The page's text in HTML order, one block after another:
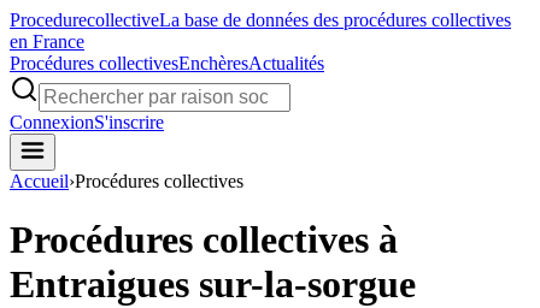
ProcedurecollectiveLa base de données des procédures collectives
en France
Procédures collectivesEnchèresActualités
ConnexionS'inscrire
Accueil›Procédures collectives
Procédures collectives à
Entraigues sur-la-sorgue